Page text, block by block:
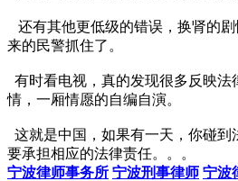
还有其他更低级的错误，换肾的
来的民警抓住了。
有时看电视，真的发现很多反映
情，一厢情愿的自编自演。
这就是中国，如果有一天，你碰
要承担相应的法律责任。。。
宁波律师事务所 宁波刑事律师 宁波